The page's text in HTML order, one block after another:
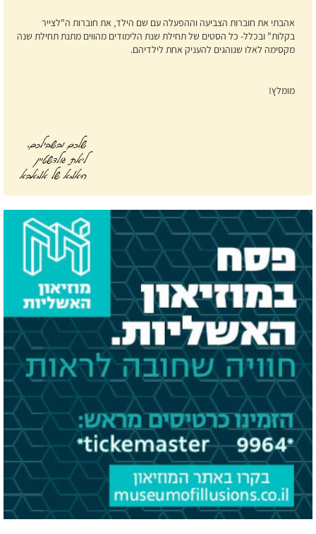
אהבתי את חוברות הצביעה וההפעלה עם שם הילד, את חוברות ה"לצייר
בקלות" ובכלל- כל הסטים של תחילת שנת הלימודים מהווים מתנת תחילת שנה
מקסימה לאלו שנוהגים להעניק אחת לילדיהם.
מומלץ!